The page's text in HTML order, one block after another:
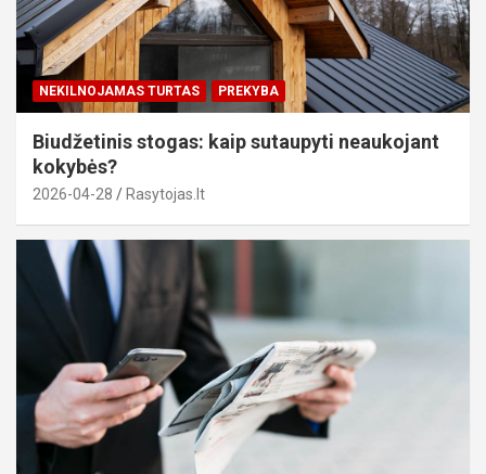
NEKILNOJAMAS TURTAS PREKYBA
Biudžetinis stogas: kaip sutaupyti neaukojant
kokybės?
2026-04-28 Rasytojas.lt